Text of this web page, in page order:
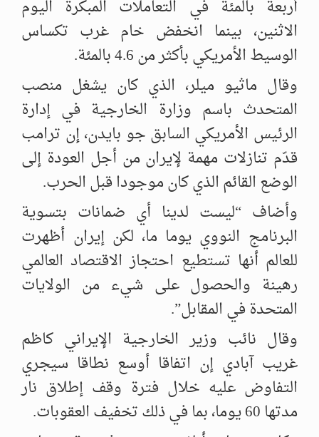
أربعة بالمئة في التعاملات المبكرة اليوم
الاثنين، بينما انخفض خام غرب تكساس
الوسيط الأمريكي بأكثر من 4.6 بالمئة.
وقال ماثيو ميلر، الذي كان يشغل منصب
المتحدث باسم وزارة الخارجية في إدارة
الرئيس الأمريكي السابق جو بايدن، إن ترامب
قدّم تنازلات مهمة لإيران من أجل العودة إلى
الوضع القائم الذي كان موجودا قبل الحرب.
وأضاف “ليست لدينا أي ضمانات بتسوية
البرنامج النووي يوما ما، لكن إيران أظهرت
للعالم أنها تستطيع احتجاز الاقتصاد العالمي
رهينة والحصول على شيء من الولايات
المتحدة في المقابل”.
وقال نائب وزير الخارجية الإيراني كاظم
غريب آبادي إن اتفاقا أوسع نطاقا سيجري
التفاوض عليه خلال فترة وقف إطلاق نار
مدتها 60 يوما، بما في ذلك تخفيف العقوبات.